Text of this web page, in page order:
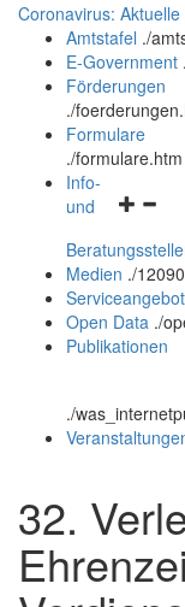
Coronavirus:
Amtstafel ./
E-Government .
Förderungen
./
Formulare
./formulare.htm
und
Info-
und
Medien ./
Open Data ./
Publikationen
./
32.